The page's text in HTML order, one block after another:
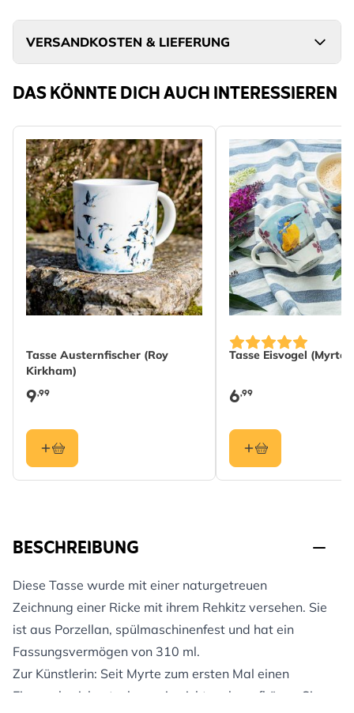
VERSANDKOSTEN & LIEFERUNG
DAS KÖNNTE DICH AUCH INTERESSIEREN
Tasse Austernfischer (Roy
Kirkham)
9,99
Tasse Eisvogel (Myrte)
6,99
BESCHREIBUNG
Diese Tasse wurde mit einer naturgetreuen
Zeichnung einer Ricke mit ihrem Rehkitz versehen. Sie
ist aus Porzellan, spülmaschinenfest und hat ein
Fassungsvermögen von 310 ml.
Zur Künstlerin: Seit Myrte zum ersten Mal einen
Eisvogel zeichnete, kann sie nicht mehr aufhören. Sie